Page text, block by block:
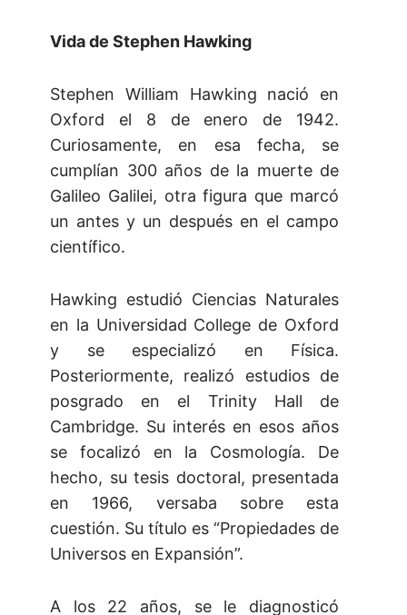
Vida de Stephen Hawking
Stephen William Hawking nació en
Oxford el 8 de enero de 1942.
Curiosamente, en esa fecha, se
cumplían 300 años de la muerte de
Galileo Galilei, otra figura que marcó
un antes y un después en el campo
científico.
Hawking estudió Ciencias Naturales
en la Universidad College de Oxford
y se especializó en Física.
Posteriormente, realizó estudios de
posgrado en el Trinity Hall de
Cambridge. Su interés en esos años
se focalizó en la Cosmología. De
hecho, su tesis doctoral, presentada
en 1966, versaba sobre esta
cuestión. Su título es “Propiedades de
Universos en Expansión”.
A los 22 años, se le diagnosticó